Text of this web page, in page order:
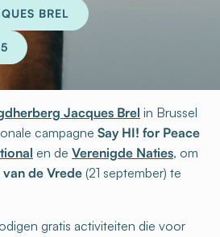
BREL
Jacques Brel in Brussel
campagne Say HI! for Peace
en de Verenigde Naties, om
de Vrede (21 september) te
gratis activiteiten die voor